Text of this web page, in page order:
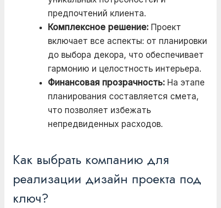
предпочтений клиента.
Комплексное решение: Проект
включает все аспекты: от планировки
до выбора декора, что обеспечивает
гармонию и целостность интерьера.
Финансовая прозрачность: На этапе
планирования составляется смета,
что позволяет избежать
непредвиденных расходов.
Как выбрать компанию для
реализации дизайн проекта под
ключ?